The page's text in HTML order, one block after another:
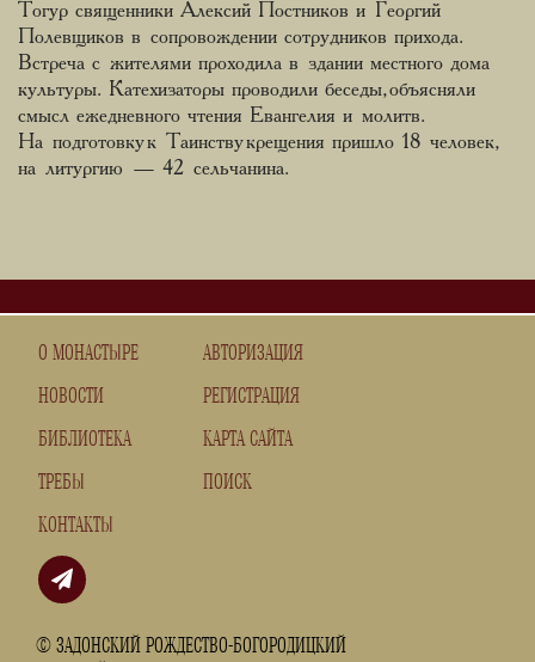
Тогур священники Алексий Постников и Георгий
Полевщиков в сопровождении сотрудников прихода.
Встреча с жителями проходила в здании местного дома
культуры. Катехизаторы проводили беседы, объясняли
смысл ежедневного чтения Евангелия и молитв.
На подготовку к Таинству крещения пришло 18 человек,
на литургию — 42 сельчанина.
О МОНАСТЫРЕ
НОВОСТИ
БИБЛИОТЕКА
ТРЕБЫ
КОНТАКТЫ
© ЗАДОНСКИЙ РОЖДЕСТВО-БОГОРОДИЦКИЙ
АВТОРИЗАЦИЯ
РЕГИСТРАЦИЯ
КАРТА САЙТА
ПОИСК